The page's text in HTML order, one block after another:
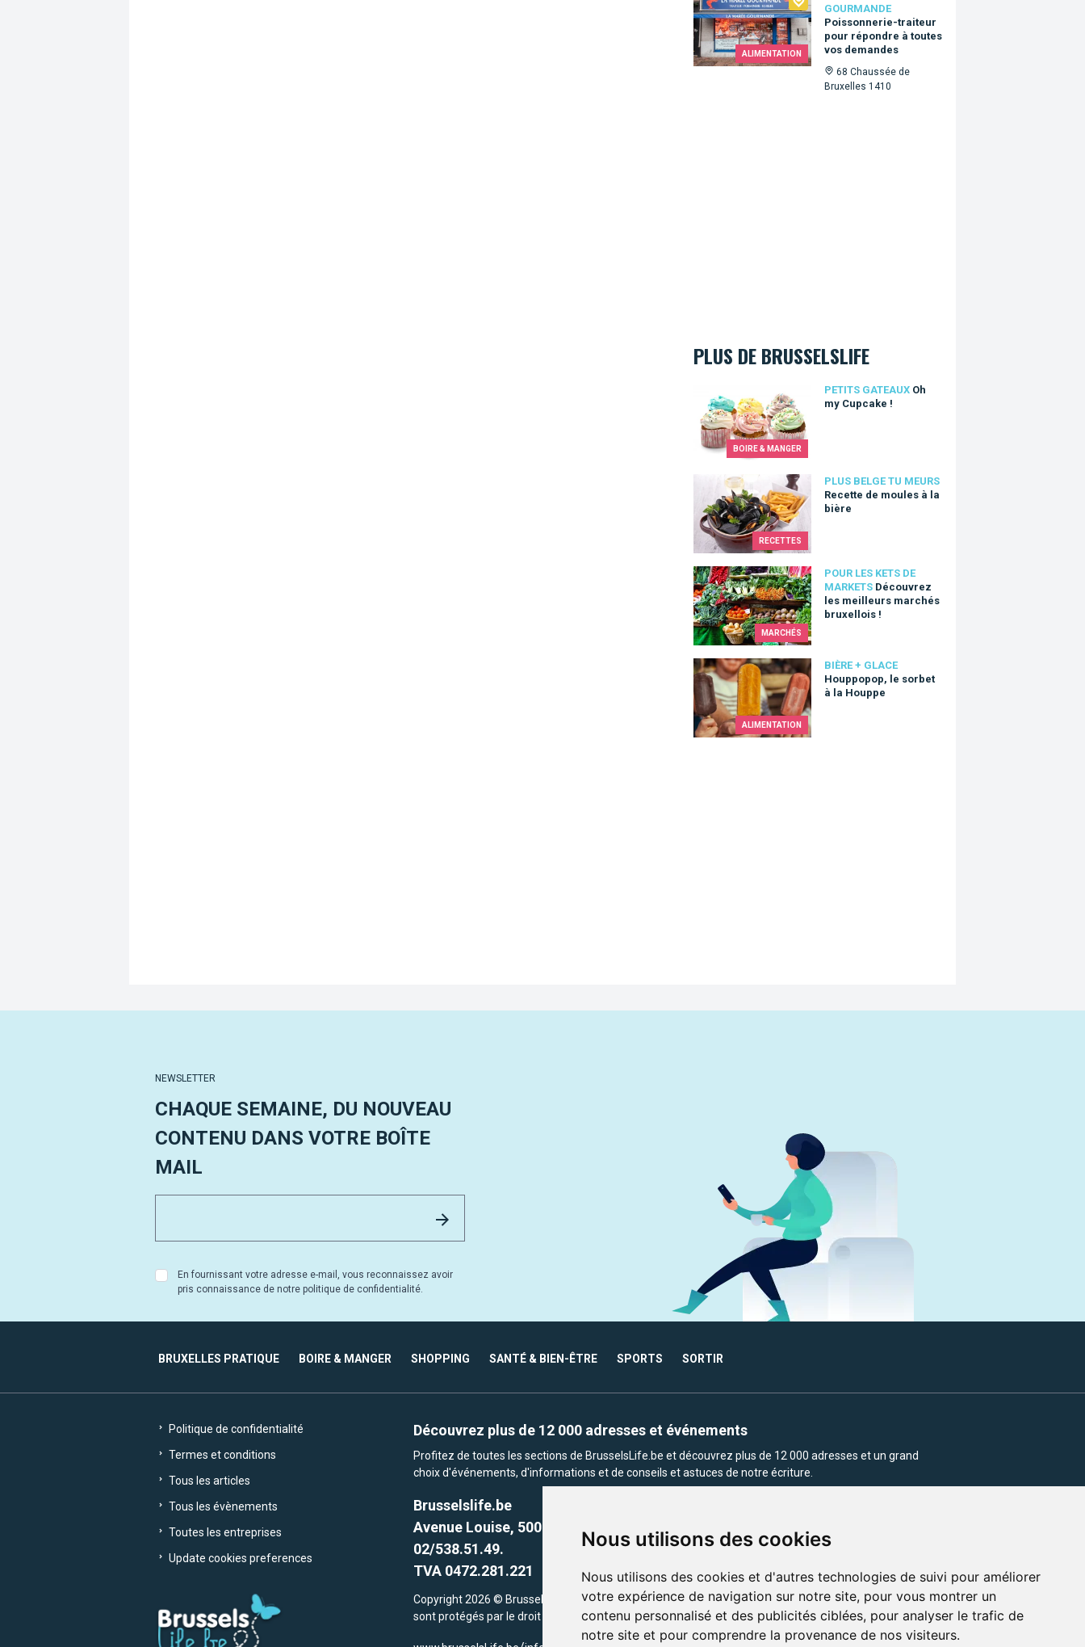
Nous utilisons des cookies
Nous utilisons des cookies et d'autres technologies de suivi pour améliorer
votre expérience de navigation sur notre site, pour vous montrer un
contenu personnalisé et des publicités ciblées, pour analyser le trafic de
notre site et pour comprendre la provenance de nos visiteurs.
ALIMENTATION
GOURMANDE
Poissonnerie-traiteur
pour répondre à toutes
vos demandes
68 Chaussée de
Bruxelles 1410
PLUS DE BRUSSELSLIFE
BOIRE & MANGER
PETITS GATEAUX Oh
my Cupcake !
Oh my Cupcake !
RECETTES
PLUS BELGE TU MEURS
Recette de moules à la
bière
Recette de moules à la bière
MARCHÉS
POUR LES KETS DE
MARKETS Découvrez
les meilleurs marchés
bruxellois !
Découvrez les meilleurs marchés bruxellois !
ALIMENTATION
BIÈRE + GLACE
Houppopop, le sorbet
à la Houppe
Houppopop, le sorbet à la Houppe
NEWSLETTER
CHAQUE SEMAINE, DU NOUVEAU
CONTENU DANS VOTRE BOÎTE
MAIL
En fournissant votre adresse e-mail, vous reconnaissez avoir
pris connaissance de notre politique de confidentialité.
BRUXELLES PRATIQUE BOIRE & MANGER SHOPPING SANTÉ & BIEN-ÊTRE SPORTS SORTIR
Politique de confidentialité
Termes et conditions
Tous les articles
Tous les évènements
Toutes les entreprises
Update cookies preferences
Découvrez plus de 12 000 adresses et événements
Profitez de toutes les sections de BrusselsLife.be et découvrez plus de 12 000 adresses et un grand
choix d'événements, d'informations et de conseils et astuces de notre écriture.
Brusselslife.be
Avenue Louise, 500 -1050 Ixelles, Brussels,
02/538.51.49.
TVA 0472.281.221
Copyright 2026 © Brusselslife.be Tous droits réservés. Le contenu et les images utilisés sur ce site
sont protégés par le droit d'auteur. la propriétaires respectifs.